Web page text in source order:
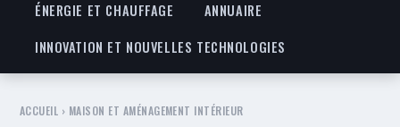
ÉNERGIE ET CHAUFFAGE
ANNUAIRE
INNOVATION ET NOUVELLES TECHNOLOGIES
ACCUEIL › MAISON ET AMÉNAGEMENT INTÉRIEUR